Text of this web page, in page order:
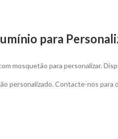
para
mosquetão para personalizar.
personalizado. Contacte-nos